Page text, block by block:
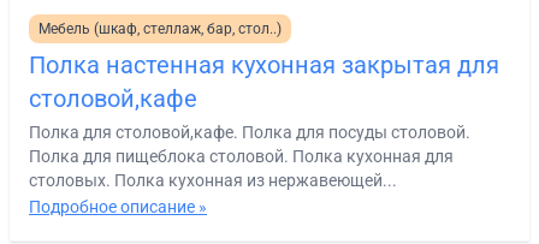
Мебель (шкаф, стеллаж, бар, стол..)
Полка настенная кухонная закрытая для
столовой,кафе
Полка для столовой,кафе. Полка для посуды столовой.
Полка для пищеблока столовой. Полка кухонная для
столовых. Полка кухонная из нержавеющей...
Подробное описание »